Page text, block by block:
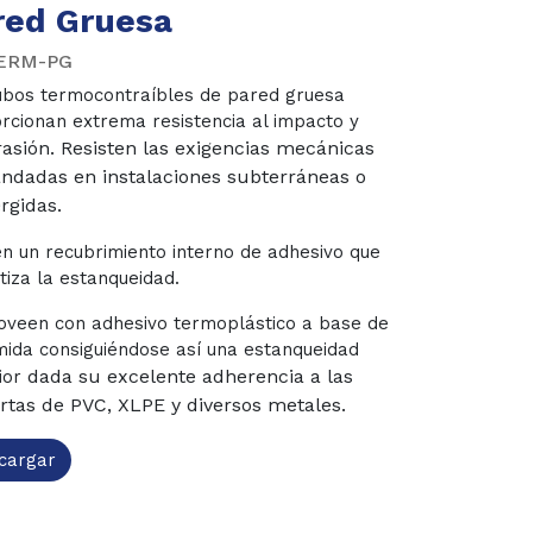
Gruesa
PG
termocontraíbles de pared gruesa
extrema resistencia al impacto y
Resisten las exigencias mecánicas
en instalaciones subterráneas o
un recubrimiento interno de adhesivo que
la estanqueidad.
con adhesivo termoplástico a base de
consiguiéndose así una estanqueidad
dada su excelente adherencia a las
de PVC, XLPE y diversos metales.